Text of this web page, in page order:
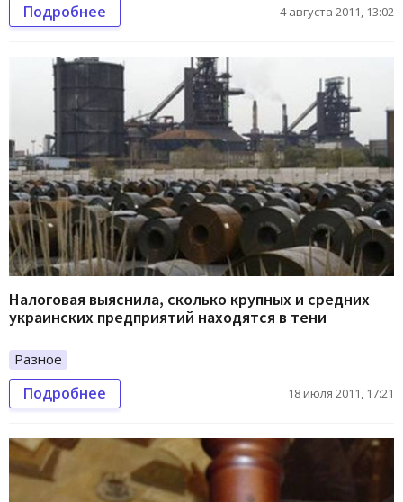
Подробнее 4 августа 2011, 13:02
Налоговая выяснила, сколько крупных и средних
украинских предприятий находятся в тени
Разное
Подробнее 18 июля 2011, 17:21